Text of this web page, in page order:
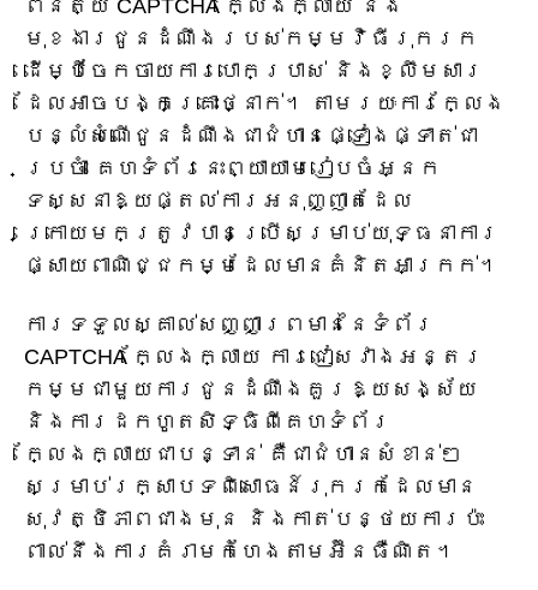
ពិនិត្យ CAPTCHA ក្លែងក្លាយ និង
មុខងារជូនដំណឹងរបស់កម្មវិធីរុករក
ដើម្បីចែកចាយការបោកប្រាស់ និងខ្លឹមសារ
ដែលអាចបង្កគ្រោះថ្នាក់។ តាមរយៈការក្លែង
បន្លំសំណើជូនដំណឹងជាជំហានផ្ទៀងផ្ទាត់ជា
ប្រចាំ គេហទំព័រនេះព្យាយាមរៀបចំអ្នក
ទស្សនាឱ្យផ្តល់ការអនុញ្ញាតដែល
ក្រោយមកត្រូវបានប្រើសម្រាប់យុទ្ធនាការ
ផ្សាយពាណិជ្ជកម្មដែលមានគំនិតអាក្រក់។
ការទទួលស្គាល់សញ្ញាព្រមាននៃទំព័រ
CAPTCHA ក្លែងក្លាយ ការជៀសវាងអន្តរ
កម្មជាមួយការជូនដំណឹងគួរឱ្យសង្ស័យ
និងការដកហូតសិទ្ធិពីគេហទំព័រ
ក្លែងក្លាយជាបន្ទាន់ គឺជាជំហានសំខាន់ៗ
សម្រាប់រក្សាបទពិសោធន៍រុករកដែលមាន
សុវត្ថិភាពជាងមុន និងកាត់បន្ថយការប៉ះ
ពាល់នឹងការគំរាមកំហែងតាមអ៊ីនធឺណិត។